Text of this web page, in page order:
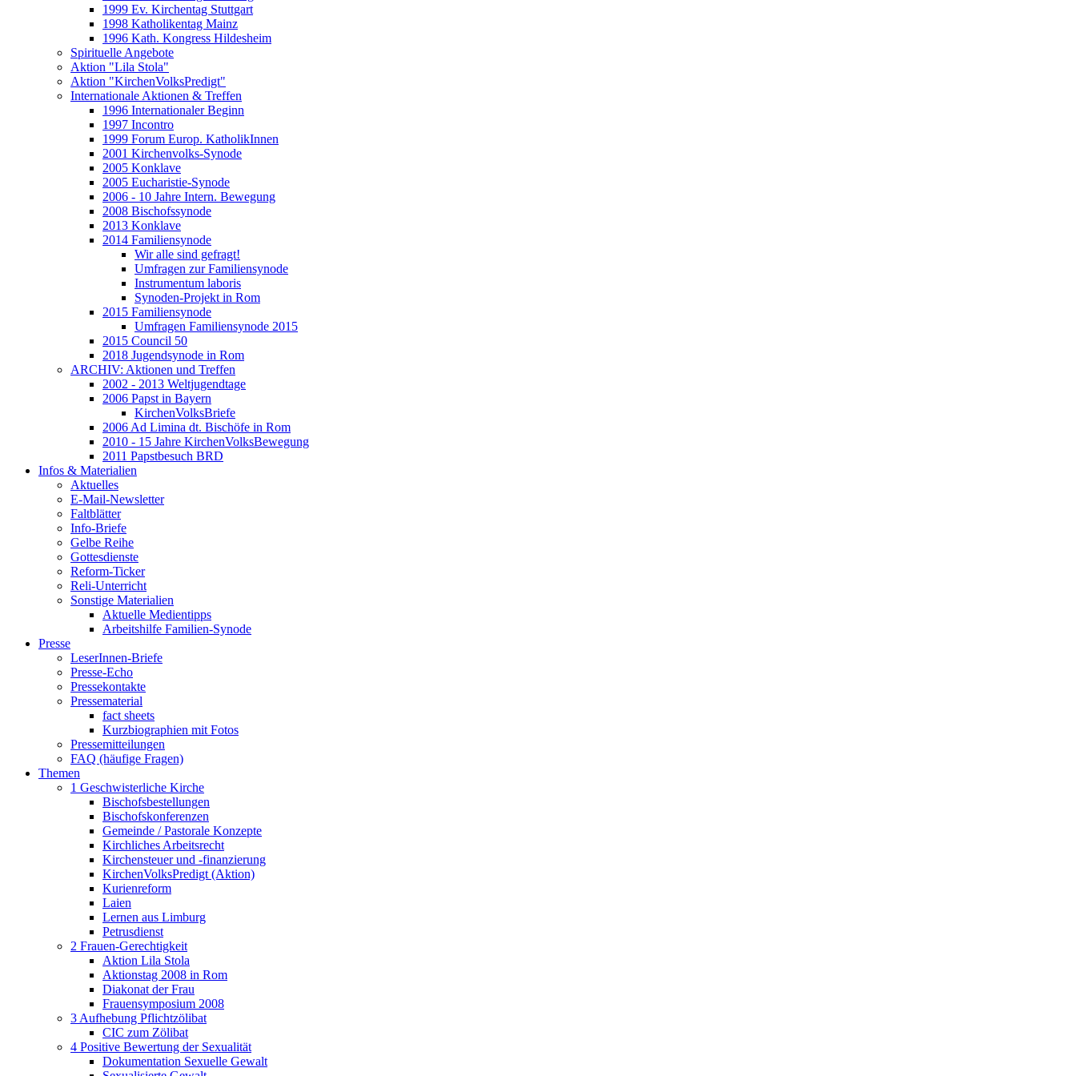
1999 Ev. Kirchentag Stuttgart
1998 Katholikentag Mainz
1996 Kath. Kongress Hildesheim
Spirituelle Angebote
Aktion "Lila Stola"
Aktion "KirchenVolksPredigt"
Internationale Aktionen & Treffen
1996 Internationaler Beginn
1997 Incontro
1999 Forum Europ. KatholikInnen
2001 Kirchenvolks-Synode
2005 Konklave
2005 Eucharistie-Synode
2006 - 10 Jahre Intern. Bewegung
2008 Bischofssynode
2013 Konklave
2014 Familiensynode
Wir alle sind gefragt!
Umfragen zur Familiensynode
Instrumentum laboris
Synoden-Projekt in Rom
2015 Familiensynode
Umfragen Familiensynode 2015
2015 Council 50
2018 Jugendsynode in Rom
ARCHIV: Aktionen und Treffen
2002 - 2013 Weltjugendtage
2006 Papst in Bayern
KirchenVolksBriefe
2006 Ad Limina dt. Bischöfe in Rom
2010 - 15 Jahre KirchenVolksBewegung
2011 Papstbesuch BRD
Infos & Materialien
Aktuelles
E-Mail-Newsletter
Faltblätter
Info-Briefe
Gelbe Reihe
Gottesdienste
Reform-Ticker
Reli-Unterricht
Sonstige Materialien
Aktuelle Medientipps
Arbeitshilfe Familien-Synode
Presse
LeserInnen-Briefe
Presse-Echo
Pressekontakte
Pressematerial
fact sheets
Kurzbiographien mit Fotos
Pressemitteilungen
FAQ (häufige Fragen)
Themen
1 Geschwisterliche Kirche
Bischofsbestellungen
Bischofskonferenzen
Gemeinde / Pastorale Konzepte
Kirchliches Arbeitsrecht
Kirchensteuer und -finanzierung
KirchenVolksPredigt (Aktion)
Kurienreform
Laien
Lernen aus Limburg
Petrusdienst
2 Frauen-Gerechtigkeit
Aktion Lila Stola
Aktionstag 2008 in Rom
Diakonat der Frau
Frauensymposium 2008
3 Aufhebung Pflichtzölibat
CIC zum Zölibat
4 Positive Bewertung der Sexualität
Dokumentation Sexuelle Gewalt